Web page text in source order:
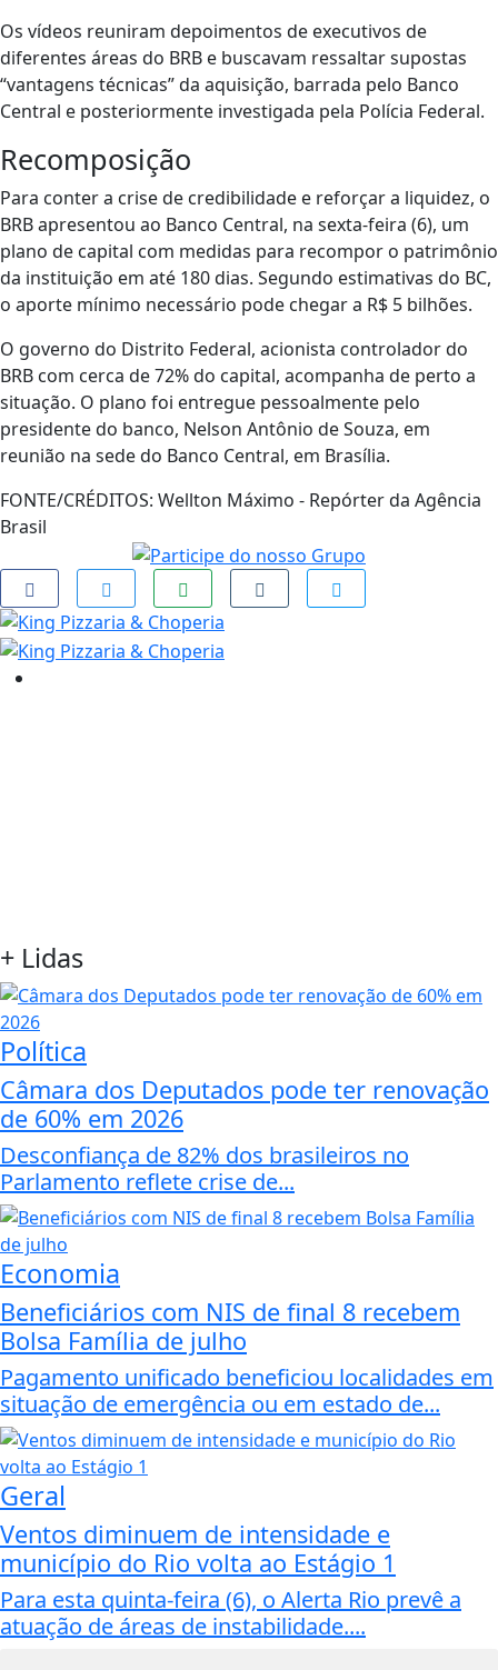
Os vídeos reuniram depoimentos de executivos de
diferentes áreas do BRB e buscavam ressaltar supostas
“vantagens técnicas” da aquisição, barrada pelo Banco
Central e posteriormente investigada pela Polícia Federal.
Recomposição
Para conter a crise de credibilidade e reforçar a liquidez, o
BRB apresentou ao Banco Central, na sexta-feira (6), um
plano de capital com medidas para recompor o patrimônio
da instituição em até 180 dias. Segundo estimativas do BC,
o aporte mínimo necessário pode chegar a R$ 5 bilhões.
O governo do Distrito Federal, acionista controlador do
BRB com cerca de 72% do capital, acompanha de perto a
situação. O plano foi entregue pessoalmente pelo
presidente do banco, Nelson Antônio de Souza, em
reunião na sede do Banco Central, em Brasília.
FONTE/CRÉDITOS: Wellton Máximo - Repórter da Agência
Brasil
+ Lidas
Política
Câmara dos Deputados pode ter renovação
de 60% em 2026
Desconfiança de 82% dos brasileiros no
Parlamento reflete crise de...
Economia
Beneficiários com NIS de final 8 recebem
Bolsa Família de julho
Pagamento unificado beneficiou localidades em
situação de emergência ou em estado de...
Geral
Ventos diminuem de intensidade e
município do Rio volta ao Estágio 1
Para esta quinta-feira (6), o Alerta Rio prevê a
atuação de áreas de instabilidade....